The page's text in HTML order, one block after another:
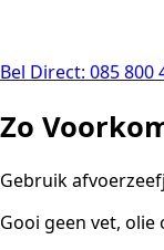
Bel Direct: 085 800
Zo
Gebruik
Gooi geen vet,